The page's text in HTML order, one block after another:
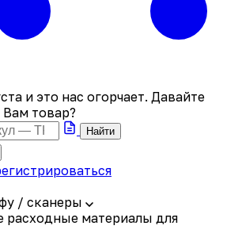
и это нас огорчает. Давайте
товар?
Найти
/ сканеры
расходные материалы для